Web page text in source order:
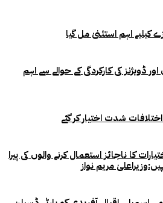
کیلیے اہم استثنیٰ مل گیا
ڈویژنز کی کارکردگی کے حوالے سے اہم
شدت اختیار کر گئے
کا ناجائز استعمال کرنے والوں کی پیرا